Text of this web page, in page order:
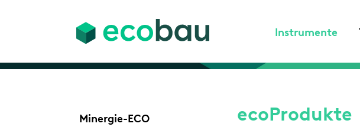
Instrumente
Minergie-ECO
ecoProdukte